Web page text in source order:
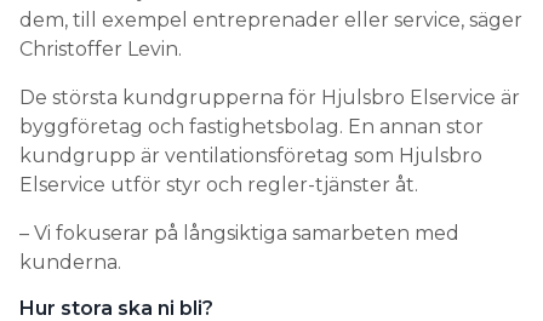
dem, till exempel entreprenader eller service, säger
Christoffer Levin.
De största kundgrupperna för Hjulsbro Elservice är
byggföretag och fastighetsbolag. En annan stor
kundgrupp är ventilationsföretag som Hjulsbro
Elservice utför styr och regler-tjänster åt.
– Vi fokuserar på långsiktiga samarbeten med
kunderna.
Hur stora ska ni bli?